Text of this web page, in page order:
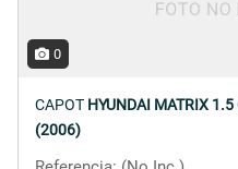
0
CAPOT HYUNDAI MATRIX
(2006)